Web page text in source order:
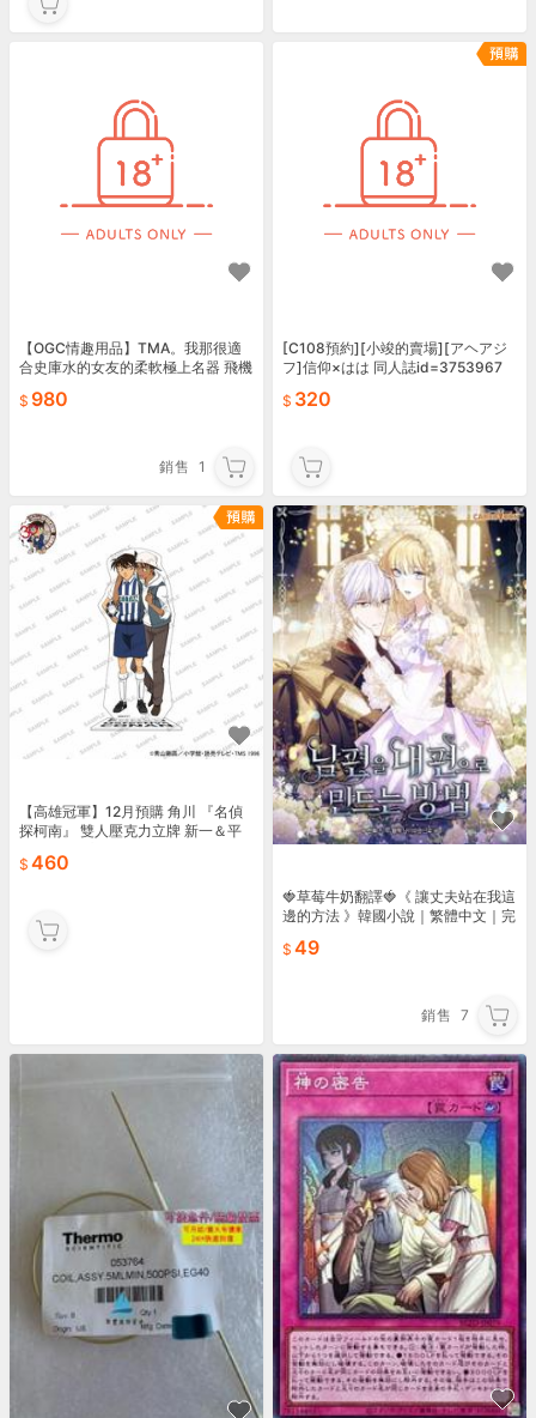
【OGC情趣用品】TMA。我那很適
合史庫水的女友的柔軟極上名器 飛機
980
銷售 1
[C108預約][小竣的賣場][アヘアジ
フ]信仰×はは 同人誌id=3753967
320
【高雄冠軍】12月預購 角川 『名偵
探柯南』 雙人壓克力立牌 新一＆平
460
🍓草莓牛奶翻譯🍓《 讓丈夫站在我這
邊的方法 》韓國小說｜繁體中文｜完
49
銷售 7